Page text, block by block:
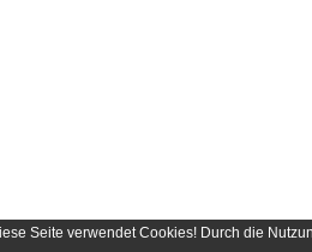
Seite verwendet Cookies! Durch die